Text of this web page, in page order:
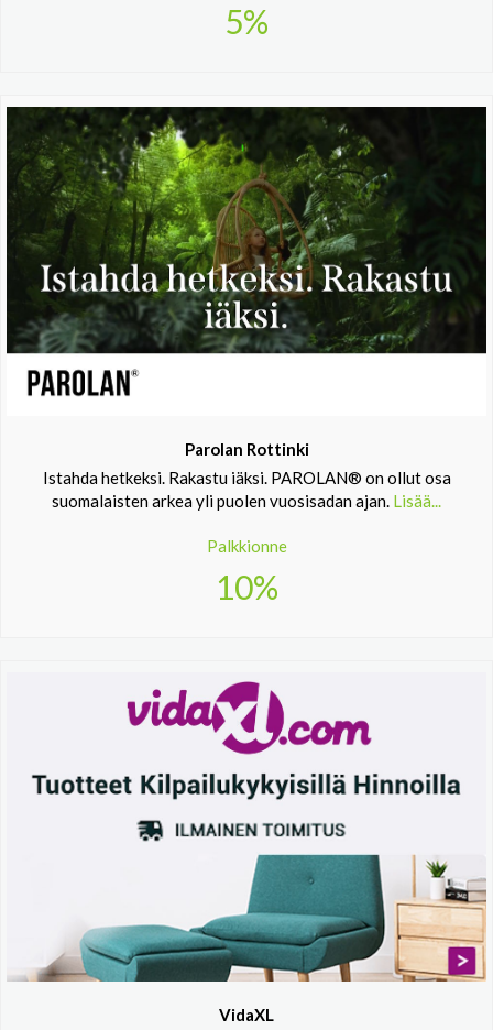
5%
Parolan Rottinki
Istahda hetkeksi. Rakastu iäksi. PAROLAN® on ollut osa
suomalaisten arkea yli puolen vuosisadan ajan. Lisää...
Palkkionne
10%
VidaXL